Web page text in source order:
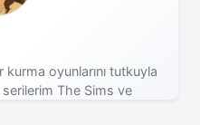
oyunlarını tutkuyla
The Sims ve